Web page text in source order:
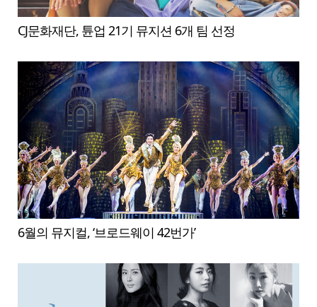
CJ문화재단, 튠업 21기 뮤지션 6개 팀 선정
6월의 뮤지컬, ‘브로드웨이 42번가’